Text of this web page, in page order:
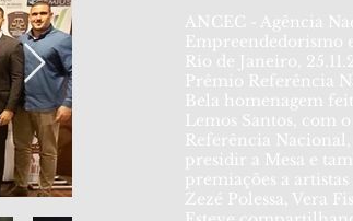
ANCEC - Agência
Empreendedorismo
Rio de Janeiro,
Prêmio Referência
Bela homenagem
Lemos Santos, com
Referência
presidir a Mesa e
premiações a
Zezé Polessa, Vera